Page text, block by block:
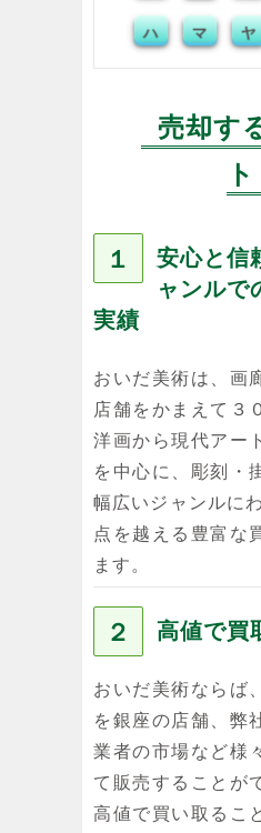
ハ マ ヤ
売却す
ト
１
安心と
ャンルで
実績
おいだ美術は、画
店舗をかまえて３
洋画から現代アー
を中心に、彫刻・
幅広いジャンルに
点を越える豊富な
ます。
２ 高値で買
おいだ美術ならば
を銀座の店舗、弊
業者の市場など様
て販売することが
高値で買い取るこ